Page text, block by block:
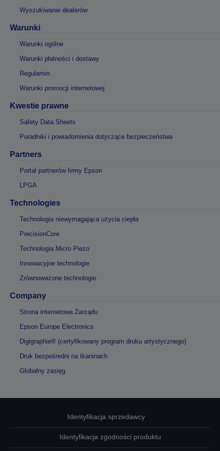
Wyszukiwanie dealerów
Warunki
Warunki ogólne
Warunki płatności i dostawy
Regulamin
Warunki promocji internetowej
Kwestie prawne
Safety Data Sheets
Poradniki i powiadomienia dotyczące bezpieczeństwa
Partners
Portal partnerów firmy Epson
LPGA
Technologies
Technologia niewymagająca użycia ciepła
PrecisionCore
Technologia Micro Piezo
Innowacyjne technologie
Zrównoważone technologie
Company
Strona internetowa Zarządu
Epson Europe Electronics
Digigraphie® (certyfikowany program druku artystycznego)
Druk bezpośredni na tkaninach
Globalny zasięg
Identyfikacja sprzedawcy
Identyfikacja zgodności produktu